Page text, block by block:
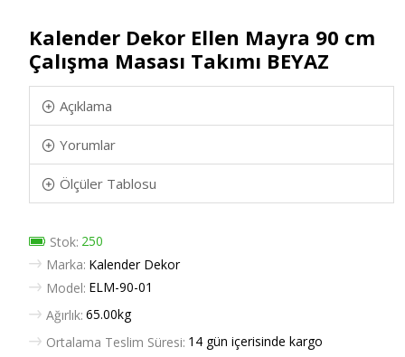
Kalender Dekor Ellen Mayra 90 cm
Çalışma Masası Takımı BEYAZ
Açıklama
Yorumlar
Ölçüler Tablosu
Stok: 250
Marka: Kalender Dekor
Model: ELM-90-01
Ağırlık: 65.00kg
Ortalama Teslim Süresi: 14 gün içerisinde kargo